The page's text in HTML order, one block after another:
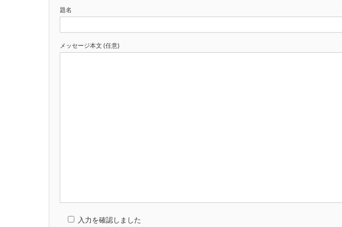
題名
メッセージ本文 (任意)
入力を確認しました